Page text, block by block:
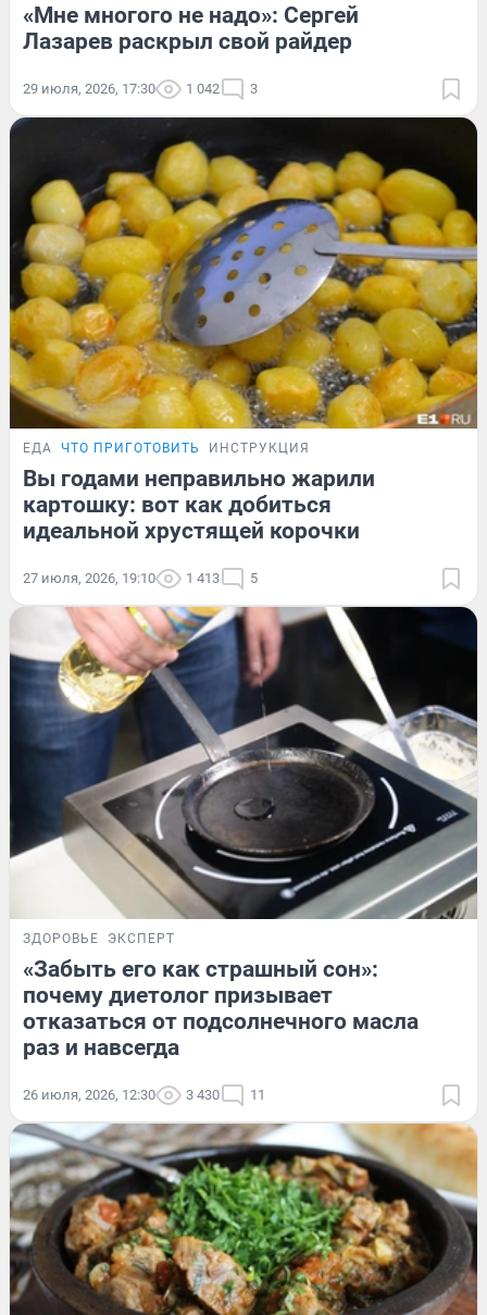
«Мне многого не надо»: Сергей
Лазарев раскрыл свой райдер
29 июля, 2026, 17:30 1 042 3
ЕДА ЧТО ПРИГОТОВИТЬ ИНСТРУКЦИЯ
Вы годами неправильно жарили
картошку: вот как добиться
идеальной хрустящей корочки
27 июля, 2026, 19:10 1 413 5
ЗДОРОВЬЕ ЭКСПЕРТ
«Забыть его как страшный сон»:
почему диетолог призывает
отказаться от подсолнечного масла
раз и навсегда
26 июля, 2026, 12:30 3 430 11